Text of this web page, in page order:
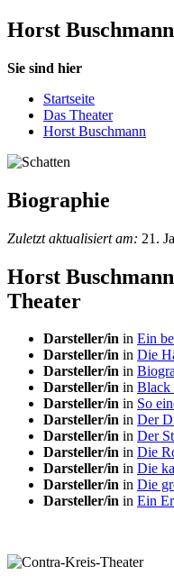
Horst Buschmann
Sie sind hier
Startseite
Das Theater
Horst Buschmann
Biographie
Zuletzt aktualisiert am: 21.
Horst
Theater
Darsteller/in in Ein
Darsteller/in in Die
Darsteller/in in
Darsteller/in in Black
Darsteller/in in So
Darsteller/in in Der
Darsteller/in in Der
Darsteller/in in Die
Darsteller/in in Die
Darsteller/in in Die
Darsteller/in in Ein